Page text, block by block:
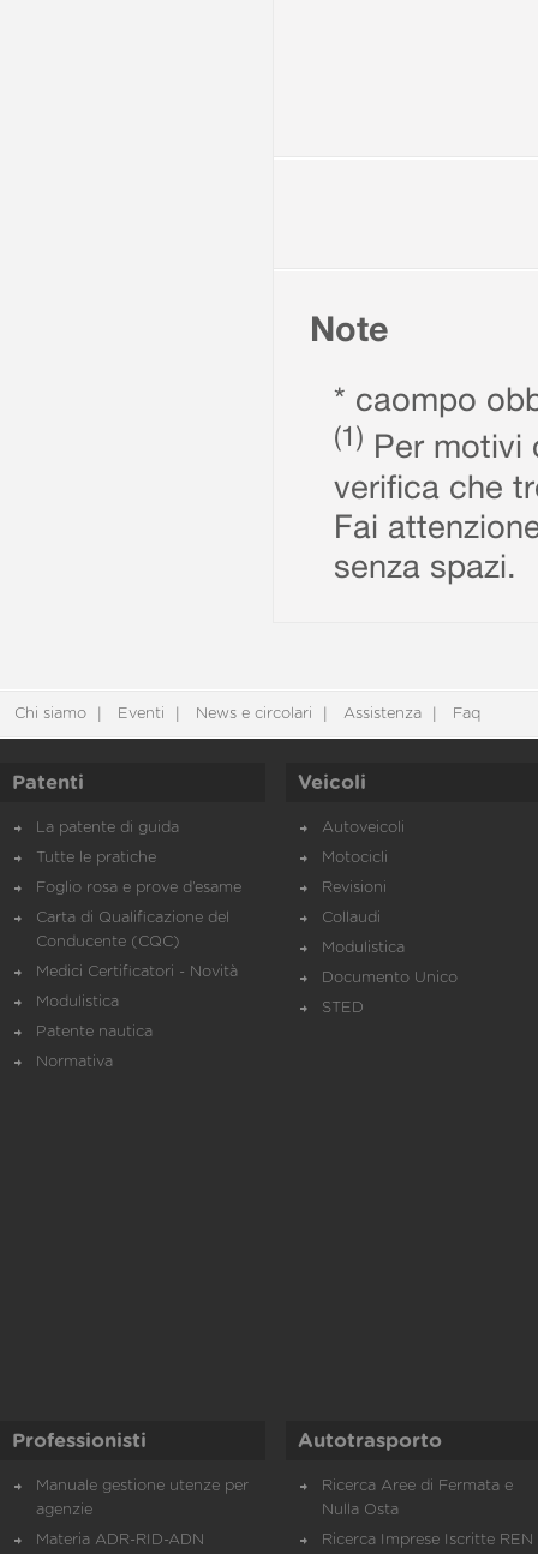
Note
* caompo
(1) Per motivi
verifica che
Fai
senza spazi.
Chi siamo Eventi News e circolari Assistenza Faq
Patenti
La patente di guida
Tutte le pratiche
Foglio rosa e prove d’esame
Carta di Qualificazione del
Conducente (CQC)
Medici Certificatori - Novità
Modulistica
Patente nautica
Normativa
Veicoli
Autoveicoli
Motocicli
Revisioni
Collaudi
Modulistica
Documento Unico
STED
Professionisti
Manuale gestione utenze per
agenzie
Materia ADR-RID-ADN
Autotrasporto
Ricerca Aree di Fermata e
Nulla Osta
Ricerca Imprese Iscritte REN